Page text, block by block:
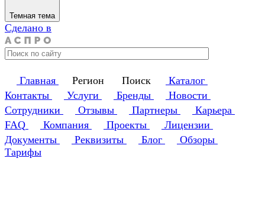
Темная тема
Сделано в
Главная Регион Поиск
Каталог
Контакты
Услуги Бренды
Новости
Сотрудники
Отзывы Партнеры
Карьера
FAQ
Компания Проекты
Лицензии
Документы
Реквизиты Блог
Обзоры
Тарифы